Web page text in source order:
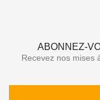
ABONNEZ-
Recevez nos mises